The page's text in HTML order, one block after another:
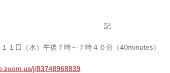
記
日（水）午後７時～７時４０分（40minutes）
j/83748968839